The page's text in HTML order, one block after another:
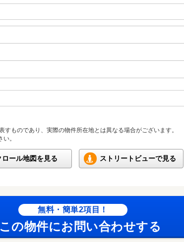
ものであり、実際の物件所在地とは異なる場合がございます。
。
ロール地図を見る ストリートビューで見る
無料・簡単2項目！
この物件にお問い合わせする